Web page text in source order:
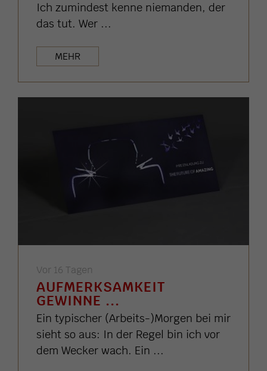
Ich zumindest kenne niemanden, der
das tut. Wer ...
MEHR
Vor 16 Tagen
AUFMERKSAMKEIT
GEWINNE ...
Ein typischer (Arbeits-)Morgen bei mir
sieht so aus: In der Regel bin ich vor
dem Wecker wach. Ein ...